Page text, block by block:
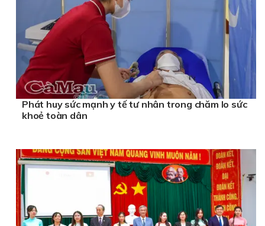
Phát huy sức mạnh y tế tư nhân trong chăm lo sức
khoẻ toàn dân